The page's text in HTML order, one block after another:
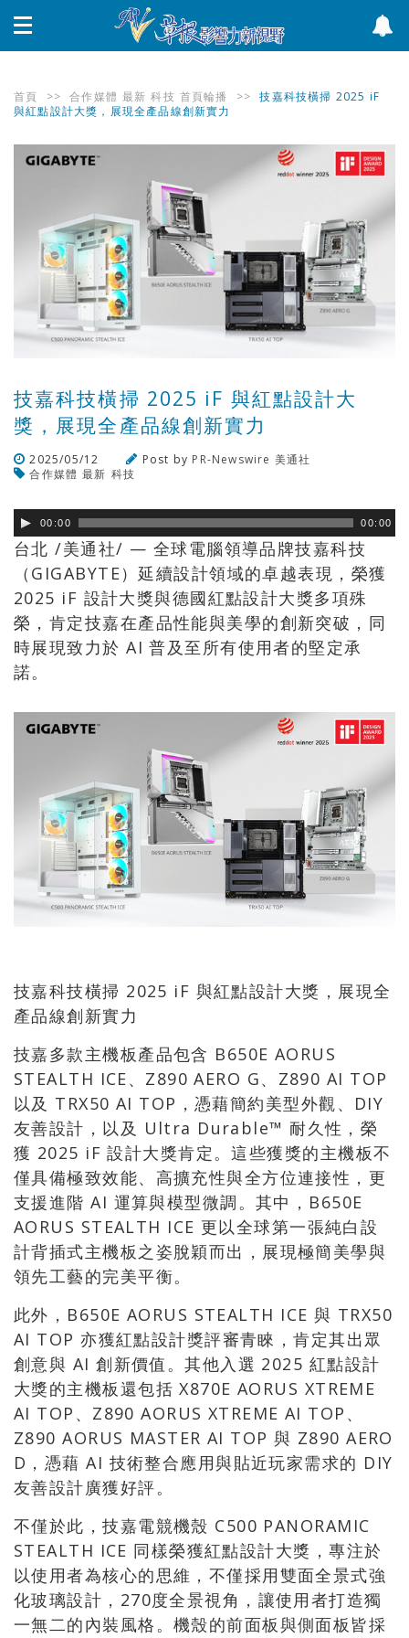
首頁 >> 合作媒體 最新 科技 首頁輪播 >>
技嘉科技橫掃 2025 iF
與紅點設計大獎，展現全產品線創新實力
技嘉科技橫掃 2025 iF 與紅點設計大
獎，展現全產品線創新實力
2025/05/12 Post by PR-Newswire 美通社
合作媒體 最新 科技
00:00 00:00
台北 /美通社/ — 全球電腦領導品牌技嘉科技
（GIGABYTE）延續設計領域的卓越表現，榮獲
2025 iF 設計大獎與德國紅點設計大獎多項殊
榮，肯定技嘉在產品性能與美學的創新突破，同
時展現致力於 AI 普及至所有使用者的堅定承
諾。
技嘉科技橫掃 2025 iF 與紅點設計大獎，展現全
產品線創新實力
技嘉多款主機板產品包含 B650E AORUS
STEALTH ICE、Z890 AERO G、Z890 AI TOP
以及 TRX50 AI TOP，憑藉簡約美型外觀、DIY
友善設計，以及 Ultra Durable™ 耐久性，榮
獲 2025 iF 設計大獎肯定。這些獲獎的主機板不
僅具備極致效能、高擴充性與全方位連接性，更
支援進階 AI 運算與模型微調。其中，B650E
AORUS STEALTH ICE 更以全球第一張純白設
計背插式主機板之姿脫穎而出，展現極簡美學與
領先工藝的完美平衡。
此外，B650E AORUS STEALTH ICE 與 TRX50
AI TOP 亦獲紅點設計獎評審青睞，肯定其出眾
創意與 AI 創新價值。其他入選 2025 紅點設計
大獎的主機板還包括 X870E AORUS XTREME
AI TOP、Z890 AORUS XTREME AI TOP、
Z890 AORUS MASTER AI TOP 與 Z890 AERO
D，憑藉 AI 技術整合應用與貼近玩家需求的 DIY
友善設計廣獲好評。
不僅於此，技嘉電競機殼 C500 PANORAMIC
STEALTH ICE 同樣榮獲紅點設計大獎，專注於
以使用者為核心的思維，不僅採用雙面全景式強
化玻璃設計，270度全景視角，讓使用者打造獨
一無二的內裝風格。機殼的前面板與側面板皆採